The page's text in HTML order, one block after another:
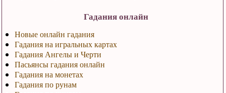
Гадания онлайн
Новые онлайн гадания
Гадания на игральных картах
Гадания Ангелы и Черти
Пасьянсы гадания онлайн
Гадания на монетах
Гадания по рунам